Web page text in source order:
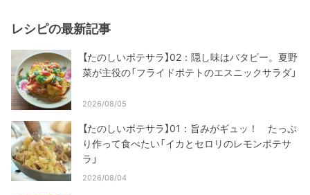
レシピの最新記事
【たのしいポテサラ】02：隠し味はバタピー。夏野
菜が主役の「フライドポテトのエスニックサラダ」
2026/08/05
【たのしいポテサラ】01：旨みがギュッ！ たっぷ
り作って食べたい「イカとセロリのレモンポテサ
ラ」
2026/08/04